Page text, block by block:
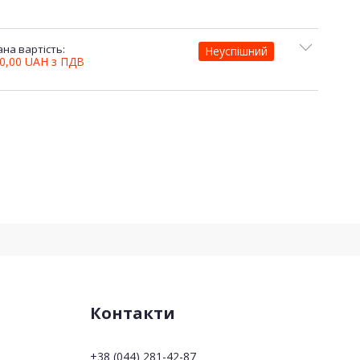
вартість:
UAH з ПДВ
Неуспішний
Контакти
+38 (044) 281-42-87